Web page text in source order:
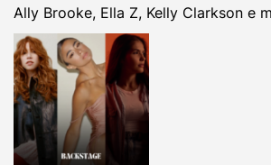
Ally Brooke, Ella Z, Kelly Clarkson e